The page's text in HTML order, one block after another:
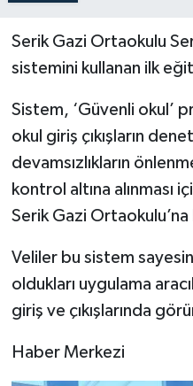
Serik Gazi Ortaokulu
sistemini kullanan ilk
Sistem, ‘Güvenli okul’
okul giriş çıkışların
devamsızlıkların
kontrol altına alınması
Serik Gazi
Veliler bu sistem
oldukları uygulama
giriş ve çıkışlarında
Haber Merkezi